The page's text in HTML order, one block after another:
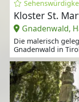
Kloster St.
Gnadenwald,
Die malerisch
Gnadenwald in